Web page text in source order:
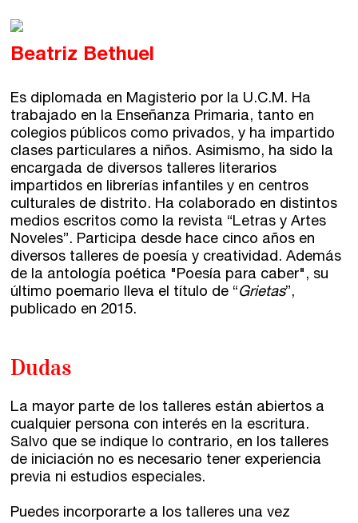
Beatriz Bethuel
Es diplomada en Magisterio por la U.C.M. Ha
trabajado en la Enseñanza Primaria, tanto en
colegios públicos como privados, y ha impartido
clases particulares a niños. Asimismo, ha sido la
encargada de diversos talleres literarios
impartidos en librerías infantiles y en centros
culturales de distrito. Ha colaborado en distintos
medios escritos como la revista “Letras y Artes
Noveles”. Participa desde hace cinco años en
diversos talleres de poesía y creatividad. Además
de la antología poética "Poesía para caber", su
último poemario lleva el título de “Grietas”,
publicado en 2015.
Dudas
La mayor parte de los talleres están abiertos a
cualquier persona con interés en la escritura.
Salvo que se indique lo contrario, en los talleres
de iniciación no es necesario tener experiencia
previa ni estudios especiales.
Puedes incorporarte a los talleres una vez